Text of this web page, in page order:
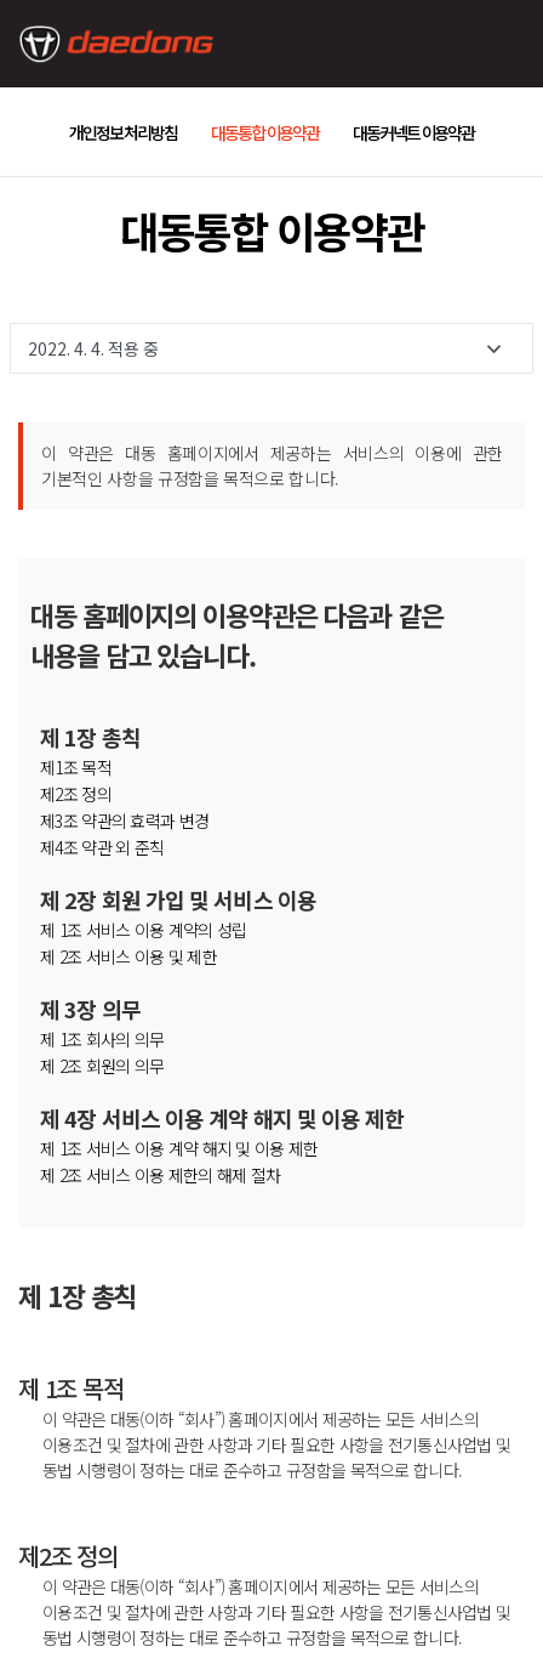
개인정보 처리방침 대동통합 이용약관 대동커넥트 이용약관
대동통합 이용약관
2022. 4. 4. 적용 중
이 약관은 대동 홈페이지에서 제공하는 서비스의 이용에 관한
기본적인 사항을 규정함을 목적으로 합니다.
대동 홈페이지의 이용약관은 다음과 같은
내용을 담고 있습니다.
제 1장 총칙
제1조 목적
제2조 정의
제3조 약관의 효력과 변경
제4조 약관 외 준칙
제 2장 회원 가입 및 서비스 이용
제 1조 서비스 이용 계약의 성립
제 2조 서비스 이용 및 제한
제 3장 의무
제 1조 회사의 의무
제 2조 회원의 의무
제 4장 서비스 이용 계약 해지 및 이용 제한
제 1조 서비스 이용 계약 해지 및 이용 제한
제 2조 서비스 이용 제한의 해제 절차
제 1장 총칙
제 1조 목적
이 약관은 대동(이하 “회사”) 홈페이지에서 제공하는 모든 서비스의
이용조건 및 절차에 관한 사항과 기타 필요한 사항을 전기통신사업법 및
동법 시행령이 정하는 대로 준수하고 규정함을 목적으로 합니다.
제2조 정의
이 약관은 대동(이하 “회사”) 홈페이지에서 제공하는 모든 서비스의
이용조건 및 절차에 관한 사항과 기타 필요한 사항을 전기통신사업법 및
동법 시행령이 정하는 대로 준수하고 규정함을 목적으로 합니다.